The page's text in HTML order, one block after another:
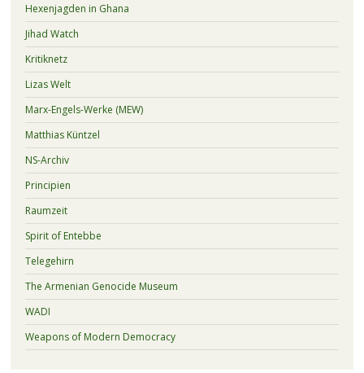
Hexenjagden in Ghana
Jihad Watch
Kritiknetz
Lizas Welt
Marx-Engels-Werke (MEW)
Matthias Küntzel
NS-Archiv
Principien
Raumzeit
Spirit of Entebbe
Telegehirn
The Armenian Genocide Museum
WADI
Weapons of Modern Democracy